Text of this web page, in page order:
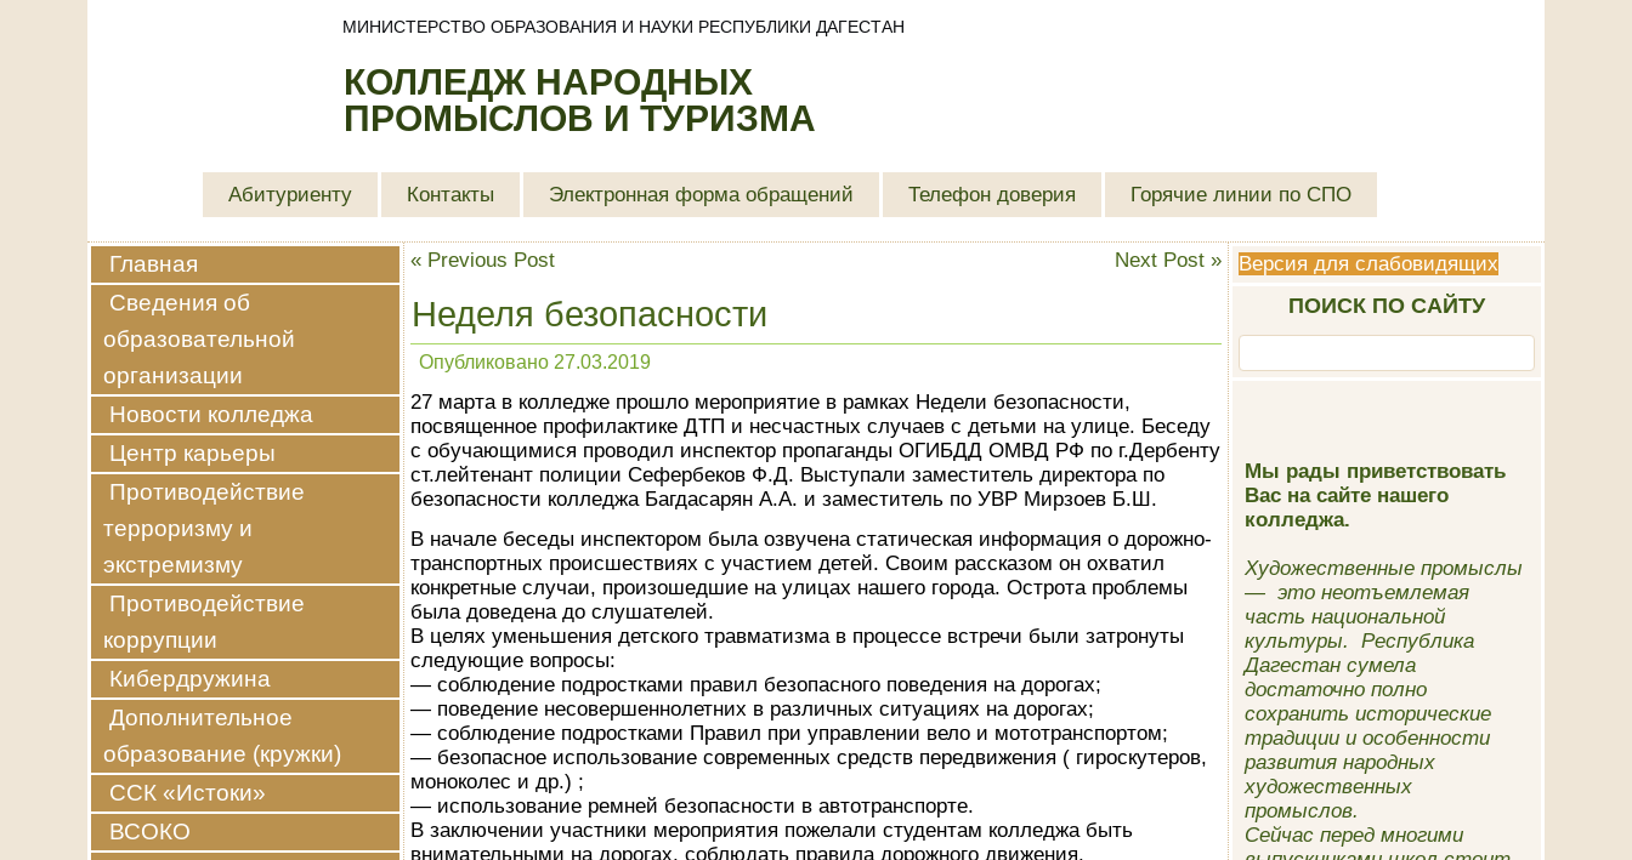
КОЛЛЕДЖ НАРОДНЫХ
ПРОМЫСЛОВ И ТУРИЗМА
МИНИСТЕРСТВО ОБРАЗОВАНИЯ И НАУКИ РЕСПУБЛИКИ ДАГЕСТАН
Абитуриенту Контакты Электронная форма обращений Телефон доверия Горячие линии по СПО
Главная
Сведения об
образовательной
организации
Новости колледжа
Центр карьеры
Противодействие
терроризму и
экстремизму
Противодействие
коррупции
Кибердружина
Дополнительное
образование (кружки)
ССК «Истоки»
ВСОКО
« Previous Post Next Post »
Неделя безопасности
Опубликовано 27.03.2019
27 марта в колледже прошло мероприятие в рамках Недели безопасности,
посвященное профилактике ДТП и несчастных случаев с детьми на улице. Беседу
с обучающимися проводил инспектор пропаганды ОГИБДД ОМВД РФ по г.Дербенту
ст.лейтенант полиции Сефербеков Ф.Д. Выступали заместитель директора по
безопасности колледжа Багдасарян А.А. и заместитель по УВР Мирзоев Б.Ш.
В начале беседы инспектором была озвучена статическая информация о дорожно-
транспортных происшествиях с участием детей. Своим рассказом он охватил
конкретные случаи, произошедшие на улицах нашего города. Острота проблемы
была доведена до слушателей.
В целях уменьшения детского травматизма в процессе встречи были затронуты
следующие вопросы:
— соблюдение подростками правил безопасного поведения на дорогах;
— поведение несовершеннолетних в различных ситуациях на дорогах;
— соблюдение подростками Правил при управлении вело и мототранспортом;
— безопасное использование современных средств передвижения ( гироскутеров,
моноколес и др.) ;
— использование ремней безопасности в автотранспорте.
В заключении участники мероприятия пожелали студентам колледжа быть
внимательными на дорогах, соблюдать правила дорожного движения.
Версия для слабовидящих
ПОИСК ПО САЙТУ
Мы рады приветствовать
Вас на сайте нашего
колледжа.
Художественные промыслы
— это неотъемлемая
часть национальной
культуры. Республика
Дагестан сумела
достаточно полно
сохранить исторические
традиции и особенности
развития народных
художественных
промыслов.
Сейчас перед многими